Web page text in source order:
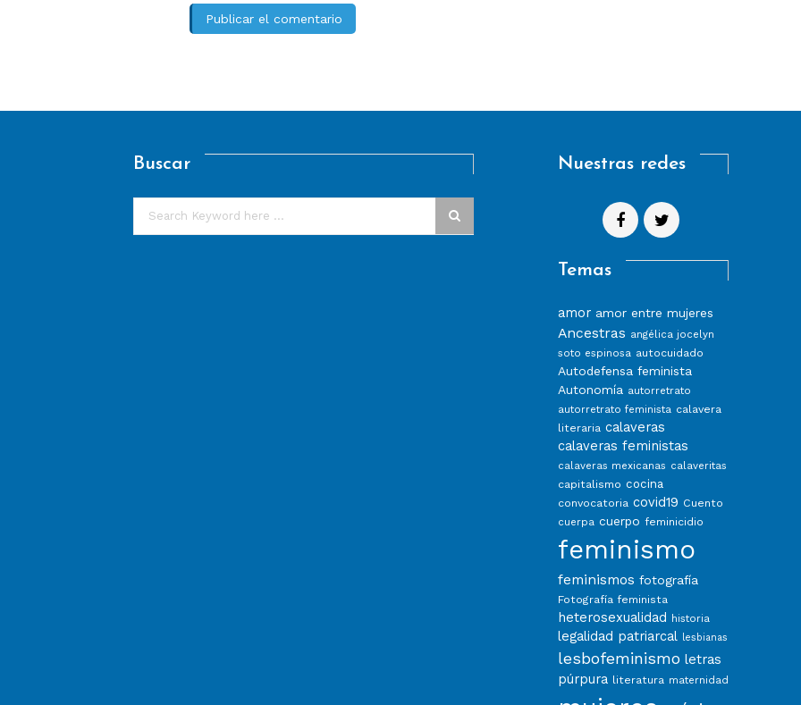
Buscar Nuestras redes
Temas
amor amor entre mujeres
Ancestras angélica jocelyn
soto espinosa autocuidado
Autodefensa feminista
Autonomía autorretrato
autorretrato feminista calavera
literaria calaveras
calaveras feministas
calaveras mexicanas calaveritas
capitalismo cocina
convocatoria covid19 Cuento
cuerpa cuerpo feminicidio
feminismo
feminismos fotografía
Fotografía feminista
heterosexualidad historia
legalidad patriarcal lesbianas
lesbofeminismo letras
púrpura literatura maternidad